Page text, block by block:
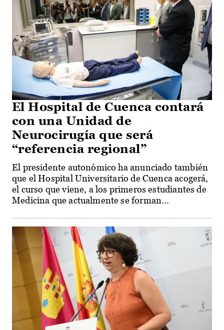
El Hospital de Cuenca contará
con una Unidad de
Neurocirugía que será
“referencia regional”
El presidente autonómico ha anunciado también
que el Hospital Universitario de Cuenca acogerá,
el curso que viene, a los primeros estudiantes de
Medicina que actualmente se forman...